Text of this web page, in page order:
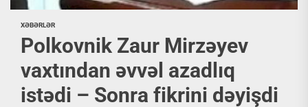
XƏBƏRLƏR
Polkovnik Zaur Mirzəyev
vaxtından əvvəl azadlıq
istədi – Sonra fikrini dəyişdi